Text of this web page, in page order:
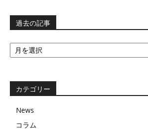
過去の記事
過
去
事
カテゴリー
News
コラム